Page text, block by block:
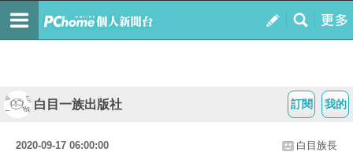
我的
訂閱
白目一族出版社
2020-09-17 06:00:00 白目族長